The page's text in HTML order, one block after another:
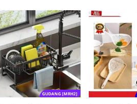
GUDANG [MRH2]